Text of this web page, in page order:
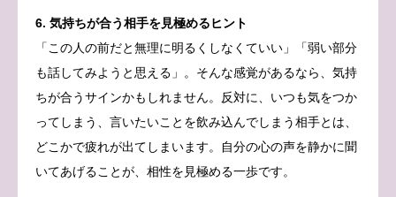
6. 気持ちが合う相手を見極めるヒント
「この人の前だと無理に明るくしなくていい」「弱い部分
も話してみようと思える」。そんな感覚があるなら、気持
ちが合うサインかもしれません。反対に、いつも気をつか
ってしまう、言いたいことを飲み込んでしまう相手とは、
どこかで疲れが出てしまいます。自分の心の声を静かに聞
いてあげることが、相性を見極める一歩です。